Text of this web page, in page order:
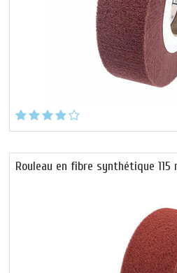
Rouleau en fibre synthétique 115